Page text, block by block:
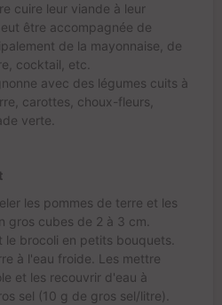
cuire leur viande à leur
être accompagnée de
de la mayonnaise, de
cocktail, etc.
avec des légumes cuits à
carottes, choux-fleurs,
verte.
les pommes de terre et les
gros cubes de 2 à 3 cm.
le brocoli en petits bouquets.
à l'eau froide. Les mettre
et les recouvrir d'eau à
sel (10 g de gros sel/litre).